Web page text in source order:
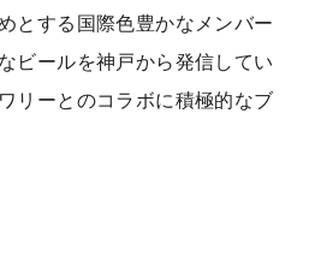
とする国際色豊かなメンバー
ビールを神戸から発信してい
リーとのコラボに積極的なブ